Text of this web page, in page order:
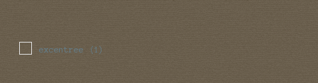
excentree (1)